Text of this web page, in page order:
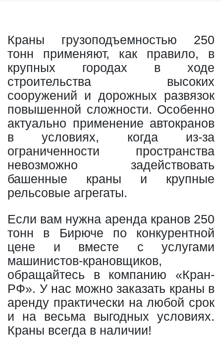
Краны грузоподъемностью 250
тонн применяют, как правило, в
крупных городах в ходе
строительства высоких
сооружений и дорожных развязок
повышенной сложности. Особенно
актуально применение автокранов
в условиях, когда из-за
ограниченности пространства
невозможно задействовать
башенные краны и крупные
рельсовые агрегаты.
Если вам нужна аренда кранов 250
тонн в Бирюче по конкурентной
цене и вместе с услугами
машинистов-крановщиков,
обращайтесь в компанию «Кран-
РФ». У нас можно заказать краны в
аренду практически на любой срок
и на весьма выгодных условиях.
Краны всегда в наличии!